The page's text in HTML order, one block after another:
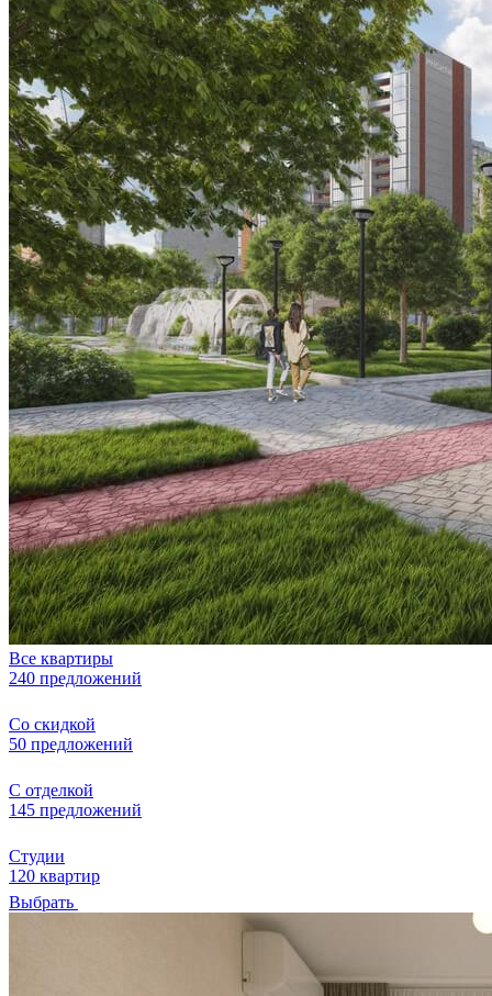
Все квартиры
240 предложений
Со скидкой
50 предложений
С отделкой
145 предложений
Студии
120 квартир
Выбрать